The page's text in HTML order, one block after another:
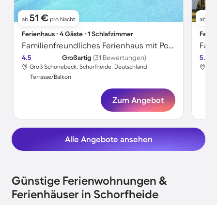
ab 51 € pro Nacht
Ferienhaus ∙ 4 Gäste ∙ 1 Schlafzimmer
Familienfreundliches Ferienhaus mit Pool, Terrasse und Grill | Seeblick
4.5 Großartig (31 Bewertungen)
Groß Schönebeck, Schorfheide, Deutschland
Terrasse/Balkon
Zum Angebot
ab
5.0
Alle Angebote ansehen
Günstige Ferienwohnungen &
Ferienhäuser in Schorfheide